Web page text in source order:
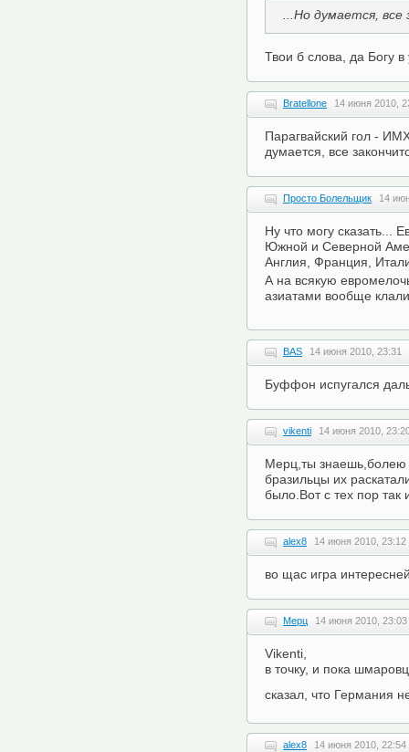
...Но думается, все
Твои б слова, да Богу
Bratellone 14 июня 2010,
Парагвайский гол -
думается, все
Просто Болельщик 14
Ну что могу сказать...
Южной и Северной
Англия, Франция,
А на всякую
азиатами вообще
BAS 14 июня 2010, 23:31
Буффон испугался
vikenti 14 июня 2010,
Мерц,ты знаешь,болею
бразильцы их
было.Вот с тех пор так
alex8 14 июня 2010, 23:12
во щас игра
Мерц 14 июня 2010, 23:03
Vikenti,
в точку, и пока
сказал, что Германия
alex8 14 июня 2010, 22:54